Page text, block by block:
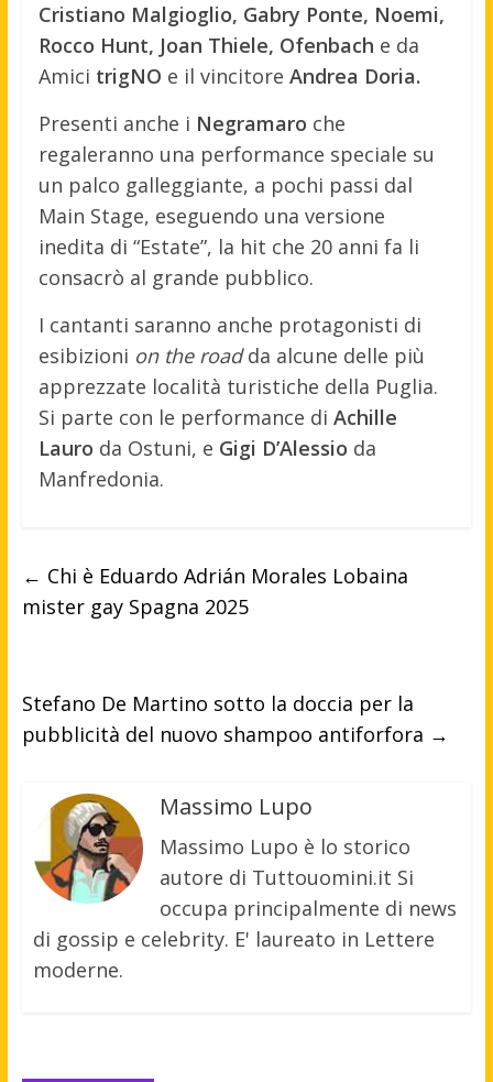
Cristiano Malgioglio, Gabry Ponte, Noemi,
Rocco Hunt, Joan Thiele, Ofenbach e da
Amici trigNO e il vincitore Andrea Doria.
Presenti anche i Negramaro che
regaleranno una performance speciale su
un palco galleggiante, a pochi passi dal
Main Stage, eseguendo una versione
inedita di “Estate”, la hit che 20 anni fa li
consacrò al grande pubblico.
I cantanti saranno anche protagonisti di
esibizioni on the roadda alcune delle più
apprezzate località turistiche della Puglia.
Si parte con le performance di Achille
Lauro da Ostuni, e Gigi D’Alessio da
Manfredonia.
← Chi è Eduardo Adrián Morales Lobaina
mister gay Spagna 2025
Stefano De Martino sotto la doccia per la
pubblicità del nuovo shampoo antiforfora →
Massimo Lupo
Massimo Lupo è lo storico
autore di Tuttouomini.it Si
occupa principalmente di news
di gossip e celebrity. E' laureato in Lettere
moderne.